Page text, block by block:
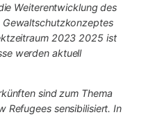
Weiterentwicklung des
Gewaltschutzkonzeptes
2023 2025 ist
werden aktuell
sind zum Thema
Refugees sensibilisiert. In